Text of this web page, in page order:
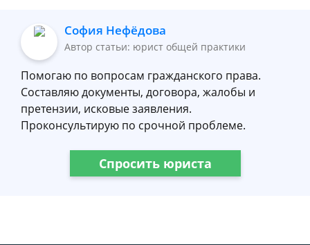
София Нефёдова
Автор статьи: юрист общей практики
Помогаю по вопросам гражданского права.
Составляю документы, договора, жалобы и
претензии, исковые заявления.
Проконсультирую по срочной проблеме.
Спросить юриста